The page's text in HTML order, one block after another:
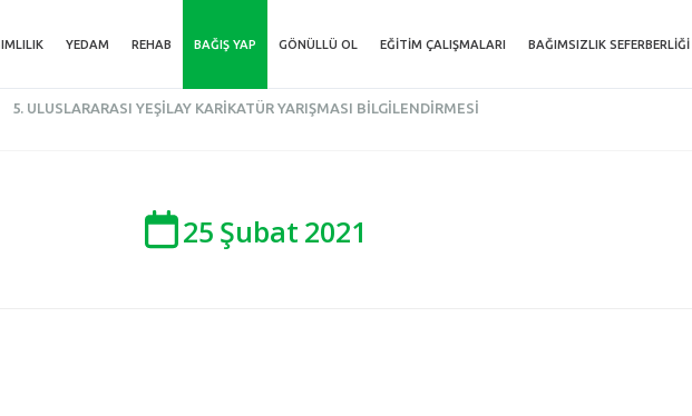
YEDAM REHAB BAĞIŞ YAP GÖNÜLLÜ OL EĞITIM ÇALIŞMALARI BAĞIMSIZLIK SEFERBERLIĞI
5. ULUSLARARASI YEŞILAY KARIKATÜR YARIŞMASI BILGILENDIRMESI
25 Şubat 2021